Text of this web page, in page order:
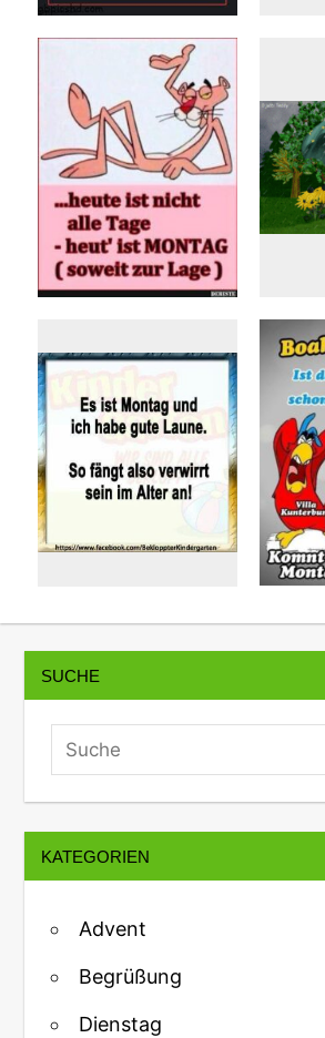
SUCHE
KATEGORIEN
Advent
Begrüßung
Dienstag